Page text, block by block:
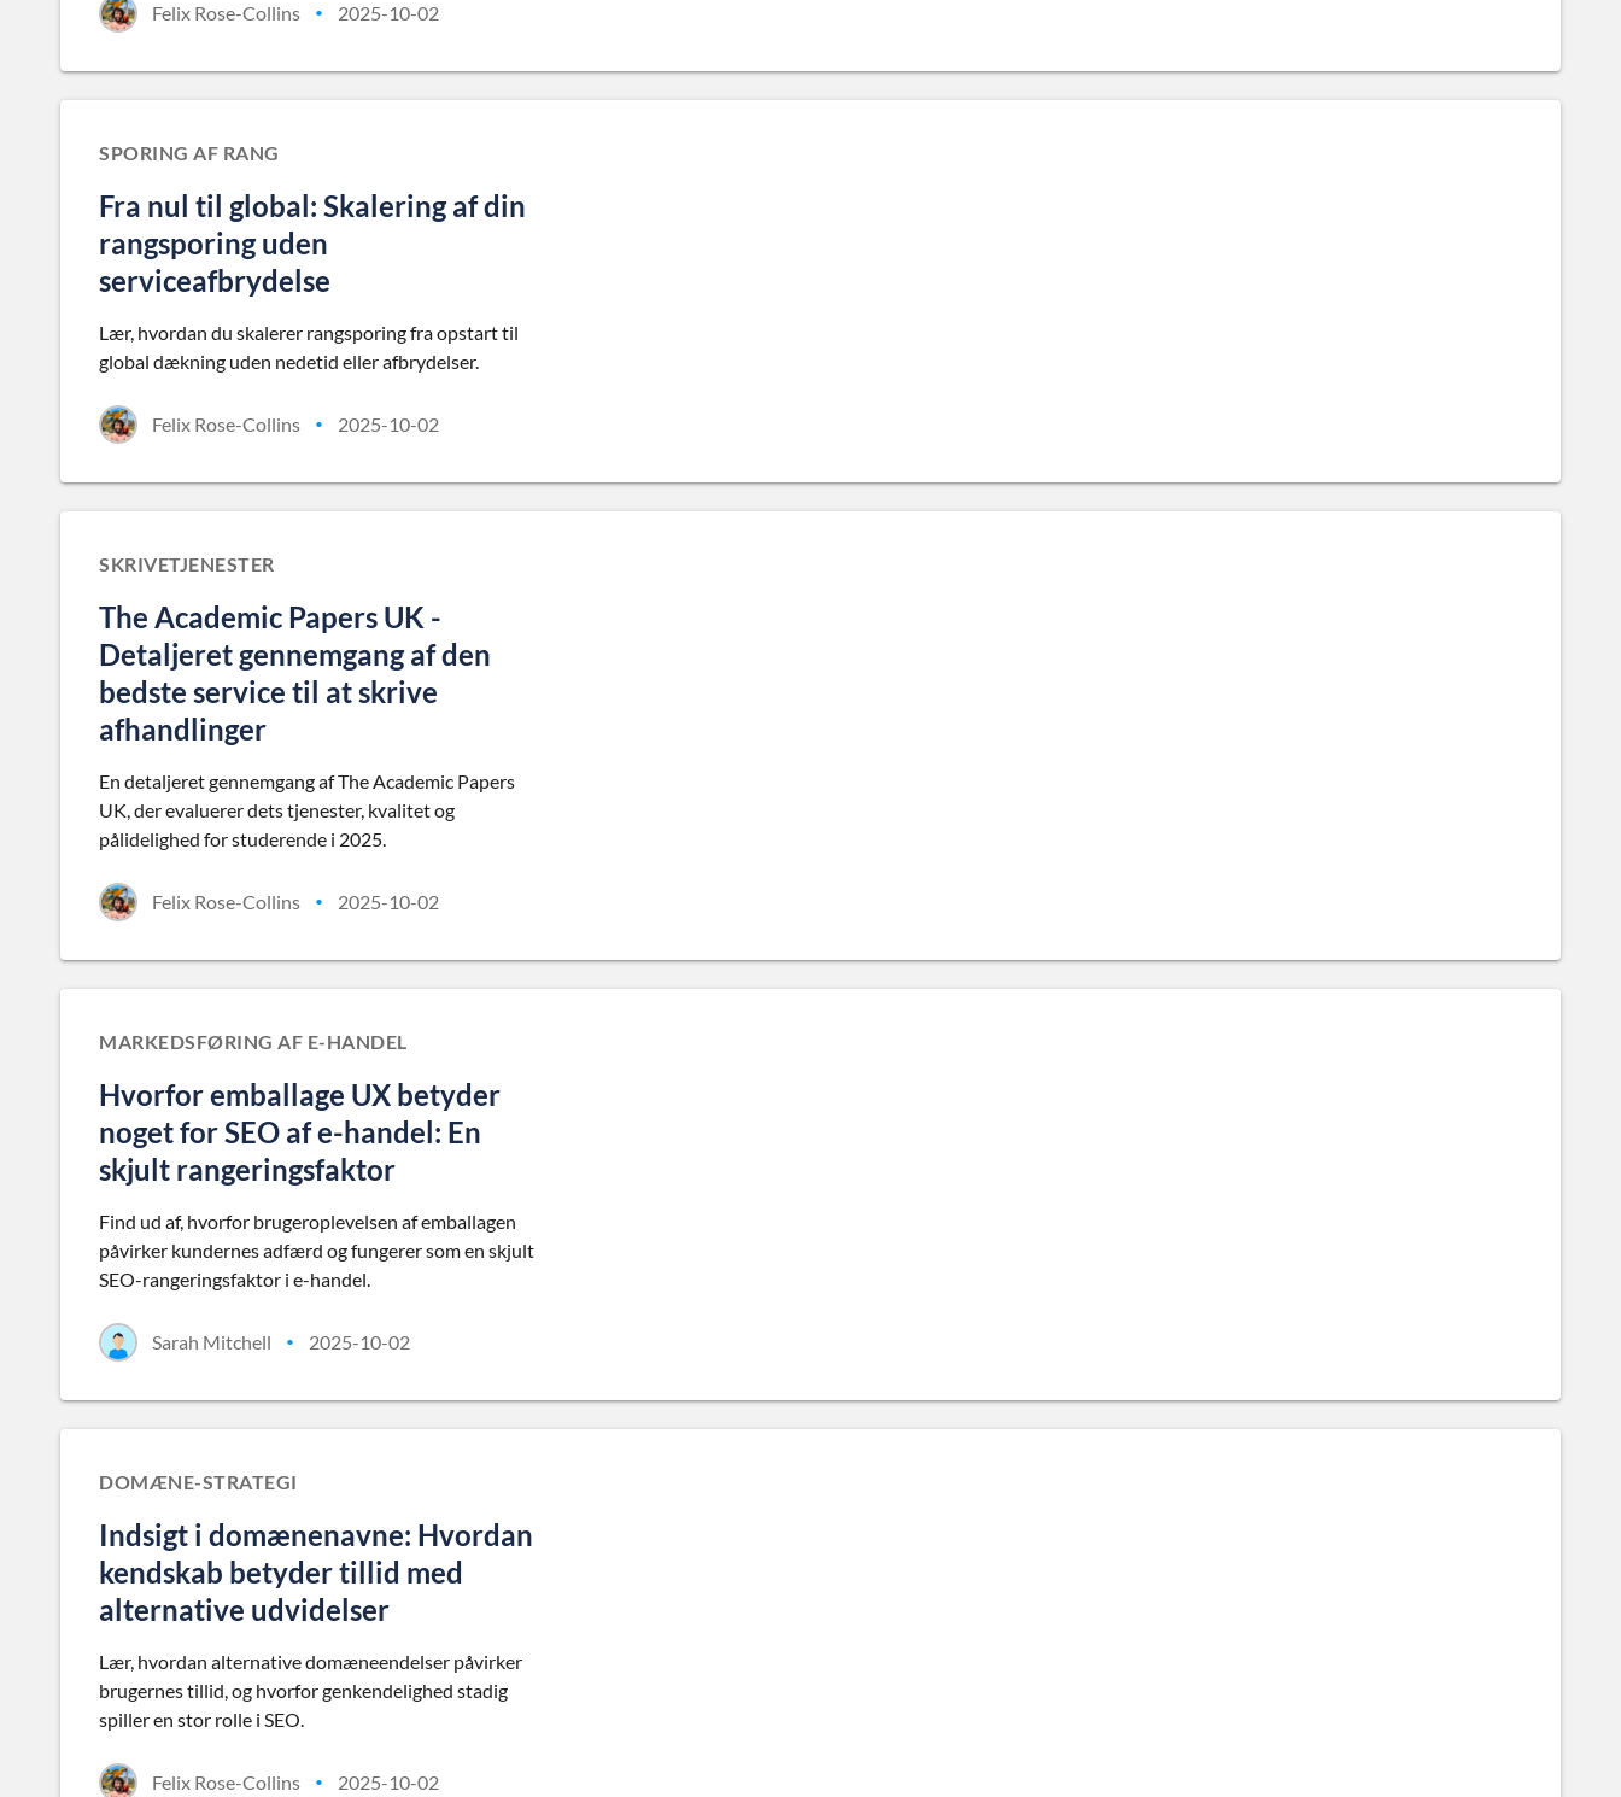
Felix Rose-Collins • 2025-10-02
SPORING AF RANG
Fra nul til global: Skalering af din
rangsporing uden
serviceafbrydelse
Lær, hvordan du skalerer rangsporing fra opstart til
global dækning uden nedetid eller afbrydelser.
Felix Rose-Collins • 2025-10-02
SKRIVETJENESTER
The Academic Papers UK -
Detaljeret gennemgang af den
bedste service til at skrive
afhandlinger
En detaljeret gennemgang af The Academic Papers
UK, der evaluerer dets tjenester, kvalitet og
pålidelighed for studerende i 2025.
Felix Rose-Collins • 2025-10-02
MARKEDSFØRING AF E-HANDEL
Hvorfor emballage UX betyder
noget for SEO af e-handel: En
skjult rangeringsfaktor
Find ud af, hvorfor brugeroplevelsen af emballagen
påvirker kundernes adfærd og fungerer som en skjult
SEO-rangeringsfaktor i e-handel.
Sarah Mitchell • 2025-10-02
DOMÆNE-STRATEGI
Indsigt i domænenavne: Hvordan
kendskab betyder tillid med
alternative udvidelser
Lær, hvordan alternative domæneendelser påvirker
brugernes tillid, og hvorfor genkendelighed stadig
spiller en stor rolle i SEO.
Felix Rose-Collins • 2025-10-02